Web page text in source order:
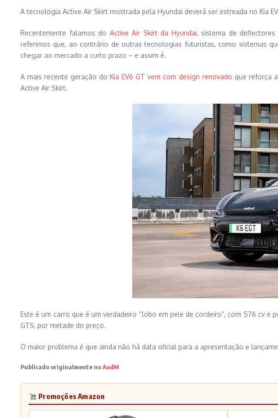
A tecnologia Active Air Skirt mostrada pela Hyundai deverá ser estreada no Kia
Recentemente falamos do Active Air Skirt da Hyundai, sistema de
referimos que, ao contrário de outras tecnologias futuristas, como sistemas
chegar ao mercado a curto prazo – e assim é.
A mais recente geração do Kia EV6 GT vem com design renovado que reforça
Active Air Skirt.
Este é um carro que é um verdadeiro “lobo em pele de cordeiro”, com 576 cv
GTS, por metade do preço.
O maior problema é que ainda não há data oficial para a apresentação e
Publicado originalmente noAadM
Promoções Amazon